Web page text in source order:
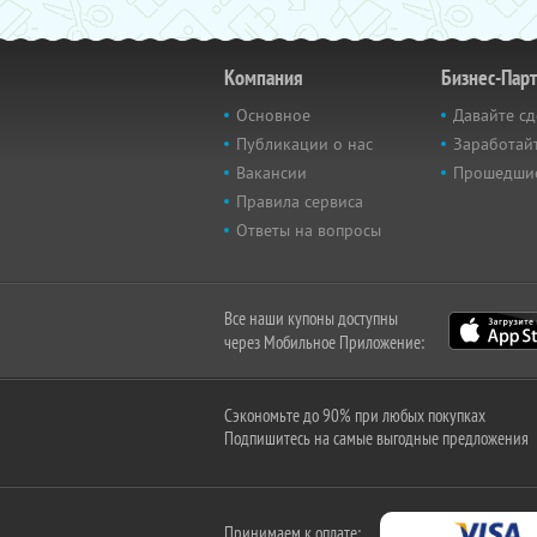
Компания
Основное
Публикации о нас
Вакансии
Правила сервиса
Ответы на вопросы
Бизнес-
Давайте
Все наши купоны доступны
через Мобильное Приложение:
Сэкономьте до 90% при любых покупках
Подпишитесь на самые выгодные предложения